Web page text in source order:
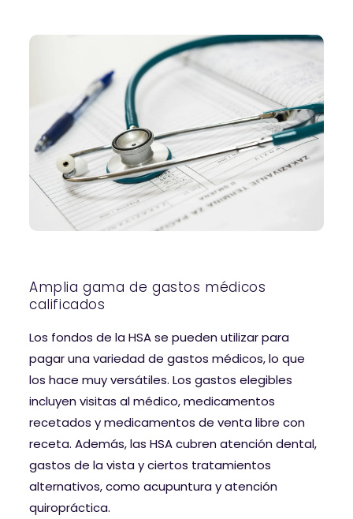
Amplia gama de gastos médicos
calificados
Los fondos de la HSA se pueden utilizar para
pagar una variedad de gastos médicos, lo que
los hace muy versátiles. Los gastos elegibles
incluyen visitas al médico, medicamentos
recetados y medicamentos de venta libre con
receta. Además, las HSA cubren atención dental,
gastos de la vista y ciertos tratamientos
alternativos, como acupuntura y atención
quiropráctica.